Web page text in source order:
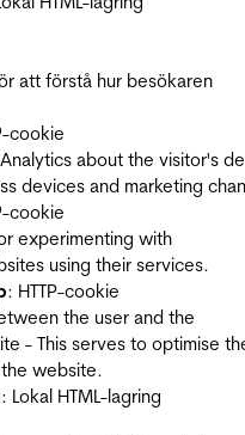
att förstå hur besökaren
cookie
about the visitor's
devices and marketing
cookie
experimenting with
using their services.
: HTTP-cookie
the user and the
- This serves to optimise
website.
: Lokal HTML-lagring